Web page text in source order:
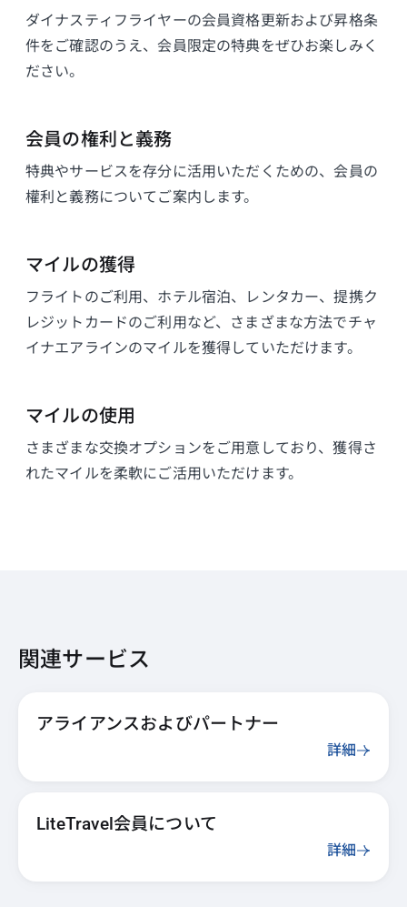
ダイナスティフライヤーの会員資格更新および昇格条
件をご確認のうえ、会員限定の特典をぜひお楽しみく
ださい。
会員の権利と義務
特典やサービスを存分に活用いただくための、会員の
權利と義務についてご案内します。
マイルの獲得
フライトのご利用、ホテル宿泊、レンタカー、提携ク
レジットカードのご利用など、さまざまな方法でチャ
イナエアラインのマイルを獲得していただけます。
マイルの使用
さまざまな交換オプションをご用意しており、獲得さ
れたマイルを柔軟にご活用いただけます。
関連サービス
アライアンスおよびパートナー
詳細
LiteTravel会員について
詳細